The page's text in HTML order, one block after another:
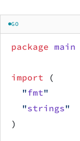
GO
package main
import (
	"
fmt"
	"
strings"
)